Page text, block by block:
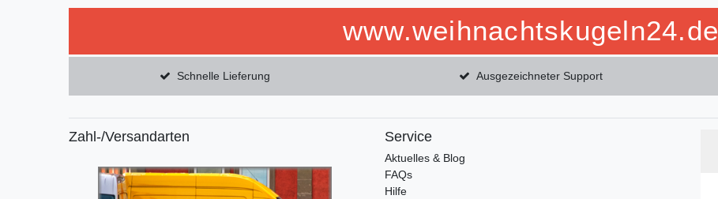
www.weihnachtskugeln24.de
Schnelle Lieferung Ausgezeichneter Support
Zahl-/Versandarten Service
Aktuelles & Blog
FAQs
Hilfe